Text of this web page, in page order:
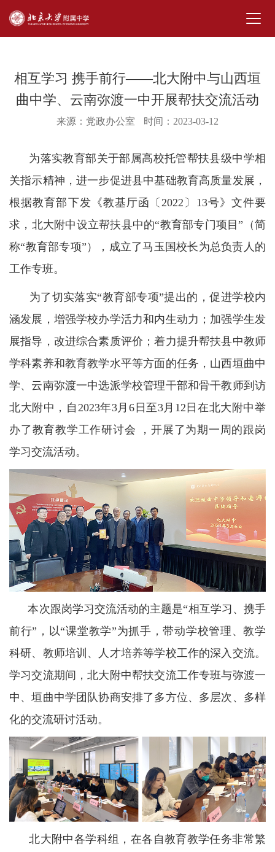
相互学习 携手前行——北大附中与山西垣
曲中学、云南弥渡一中开展帮扶交流活动
来源：党政办公室 时间：2023-03-12
为落实教育部关于部属高校托管帮扶县级中学相
关指示精神，进一步促进县中基础教育高质量发展，
根据教育部下发《教基厅函〔2022〕13号》文件要
求，北大附中设立帮扶县中的“教育部专门项目”（简
称“教育部专项”），成立了马玉国校长为总负责人的
工作专班。
为了切实落实“教育部专项”提出的，促进学校内
涵发展，增强学校办学活力和内生动力；加强学生发
展指导，改进综合素质评价；着力提升帮扶县中教师
学科素养和教育教学水平等方面的任务，山西垣曲中
学、云南弥渡一中选派学校管理干部和骨干教师到访
北大附中，自2023年3月6日至3月12日在北大附中举
办了教育教学工作研讨会 ，开展了为期一周的跟岗
学习交流活动。
本次跟岗学习交流活动的主题是“相互学习、携手
前行”，以“课堂教学”为抓手，带动学校管理、教学
科研、教师培训、人才培养等学校工作的深入交流。
学习交流期间，北大附中帮扶交流工作专班与弥渡一
中、垣曲中学团队协商安排了多方位、多层次、多样
化的交流研讨活动。
北大附中各学科组，在各自教育教学任务非常繁